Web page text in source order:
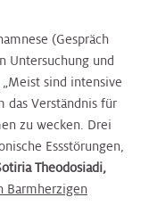
(Gespräch
Untersuchung und
sind intensive
das Verständnis für
zu wecken. Drei
Essstörungen,
Theodosiadi,
Barmherzigen